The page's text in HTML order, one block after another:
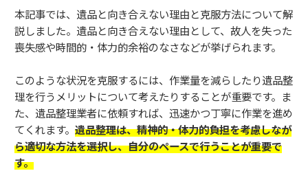
本記事では、遺品と向き合えない理由と克服方法について解
説しました。遺品と向き合えない理由として、故人を失った
喪失感や時間的・体力的余裕のなさなどが挙げられます。
このような状況を克服するには、作業量を減らしたり遺品整
理を行うメリットについて考えたりすることが重要です。ま
た、遺品整理業者に依頼すれば、迅速かつ丁寧に作業を進め
てくれます。 遺品整理は、精神的・体力的負担を考慮しなが
ら適切な方法を選択し、自分のペースで行うことが重要で
す。